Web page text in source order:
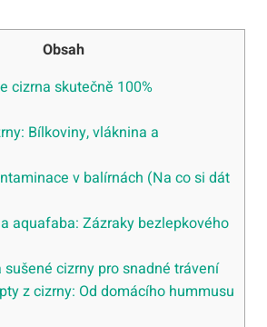
Obsah
cizrna skutečně 100%
Bílkoviny, vláknina a
v balírnách (Na co si dát
aquafaba: Zázraky bezlepkového
cizrny pro snadné trávení
z cizrny: Od domácího hummusu